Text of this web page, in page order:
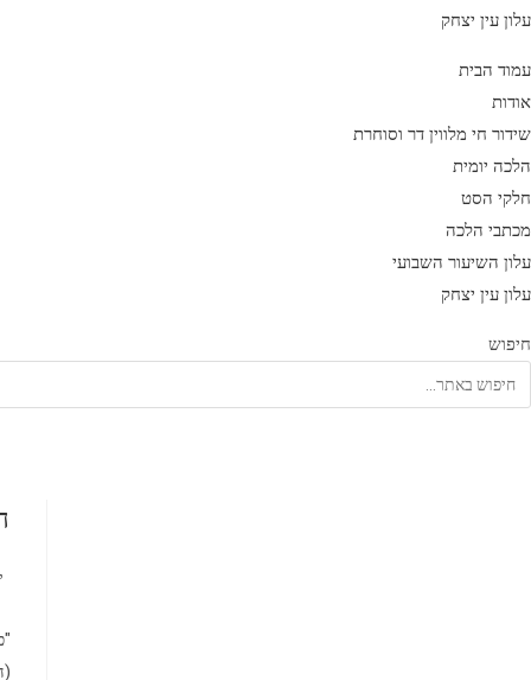
עלון עין יצחק
עמוד הבית
אודות
שידור חי מלווין דר וסוחרת
הלכה יומית
חלקי הסט
מכתבי הלכה
עלון השיעור השבועי
עלון עין יצחק
חיפוש